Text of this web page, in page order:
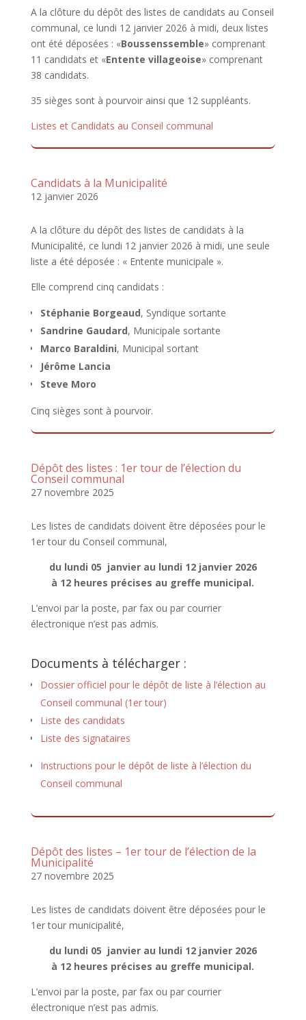
A la clôture du dépôt des listes de candidats au Conseil
communal, ce lundi 12 janvier 2026 à midi, deux listes
ont été déposées : «Boussenssemble» comprenant
11 candidats et «Entente villageoise» comprenant
38 candidats.
35 sièges sont à pourvoir ainsi que 12 suppléants.
Listes et Candidats au Conseil communal
Candidats à la Municipalité
12 janvier 2026
A la clôture du dépôt des listes de candidats à la
Municipalité, ce lundi 12 janvier 2026 à midi, une seule
liste a été déposée : « Entente municipale ».
Elle comprend cinq candidats :
Stéphanie Borgeaud, Syndique sortante
Sandrine Gaudard, Municipale sortante
Marco Baraldini, Municipal sortant
Jérôme Lancia
Steve Moro
Cinq sièges sont à pourvoir.
Dépôt des listes : 1er tour de l’élection du
Conseil communal
27 novembre 2025
Les listes de candidats doivent être déposées pour le
1er tour du Conseil communal,
du lundi 05 janvier au lundi 12 janvier 2026
à 12 heures précises au greffe municipal.
L’envoi par la poste, par fax ou par courrier
électronique n’est pas admis.
Documents à télécharger :
Dossier officiel pour le dépôt de liste à l’élection au
Conseil communal (1er tour)
Liste des candidats
Liste des signataires
Instructions pour le dépôt de liste à l’élection du
Conseil communal
Dépôt des listes – 1er tour de l’élection de la
Municipalité
27 novembre 2025
Les listes de candidats doivent être déposées pour le
1er tour municipalité,
du lundi 05 janvier au lundi 12 janvier 2026
à 12 heures précises au greffe municipal.
L’envoi par la poste, par fax ou par courrier
électronique n’est pas admis.